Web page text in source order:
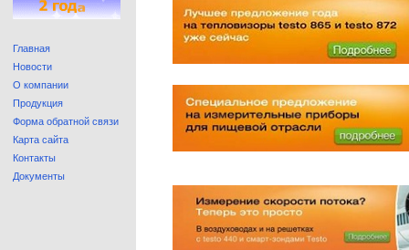
Главная
Новости
О компании
Продукция
Форма обратной связи
Карта сайта
Контакты
Документы